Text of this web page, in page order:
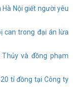
Nội giết người yêu
can trong đại án lừa
và đồng phạm
tỉ đồng tại Công ty